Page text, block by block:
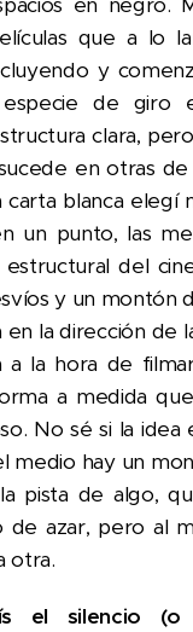
que a lo
y
de giro
clara,
en otras de
blanca elegí
un punto, las
estructural del
y un montón
la dirección de
a la hora de
a medida
No sé si la idea
medio hay un
pista de algo,
de azar, pero al
otra.
el silencio (o